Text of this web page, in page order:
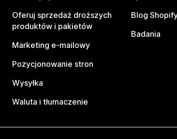
Oferuj sprzedaż droższych
produktów i pakietów
Marketing e-mailowy
Pozycjonowanie stron
Wysyłka
Waluta i tłumaczenie
Blog
Badania